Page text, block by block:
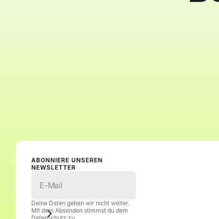
ABONNIERE UNSEREN
NEWSLETTER
Deine Daten geben wir nicht weiter.
Mit dem Absenden stimmst du dem